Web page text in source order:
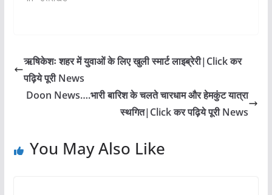
ऋषिकेशः शहर में युवाओं के लिए खुली स्मार्ट लाइब्रेरी|Click कर
पढ़िये पूरी News
Doon News….भारी बारिश के चलते चारधाम और हेमकुंट यात्रा
स्थगित|Click कर पढ़िये पूरी News
You May Also Like